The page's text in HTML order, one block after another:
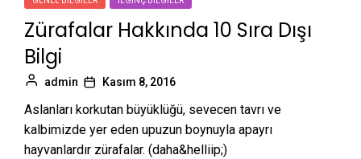
Zürafalar Hakkında 10 Sıra Dışı
Bilgi
admin Kasım 8, 2016
Aslanları korkutan büyüklüğü, sevecen tavrı ve
kalbimizde yer eden upuzun boynuyla apayrı
hayvanlardır zürafalar. (daha&helliip;)